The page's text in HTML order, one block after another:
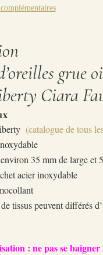
grue
Ciara
(catalogue de tous
35 mm de large et
acier inoxydable
tissus peuvent différés
: ne pas se